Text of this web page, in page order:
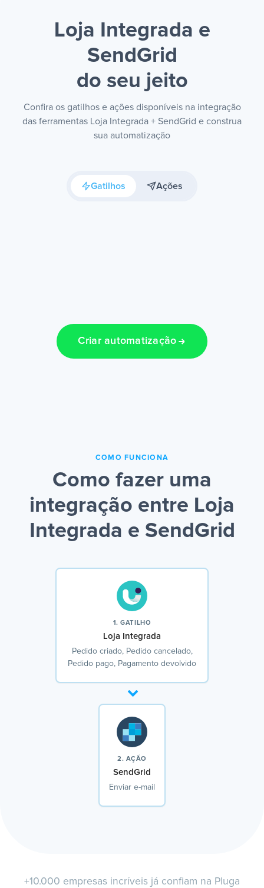
Loja Integrada e
SendGrid
do seu jeito
Confira os gatilhos e ações disponíveis na integração
das ferramentas Loja Integrada + SendGrid e construa
sua automatização
Gatilhos Ações
Criar automatização
COMO FUNCIONA
Como fazer uma
integração entre Loja
Integrada e SendGrid
1. GATILHO
Loja Integrada
Pedido criado, Pedido cancelado,
Pedido pago, Pagamento devolvido
2. AÇÃO
SendGrid
Enviar e-mail
+10.000 empresas incríveis já confiam na Pluga